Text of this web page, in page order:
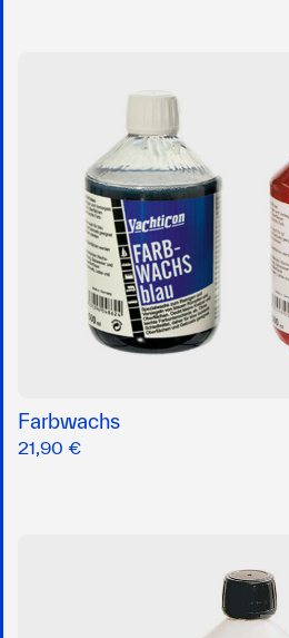
Farbwachs
21,90 €